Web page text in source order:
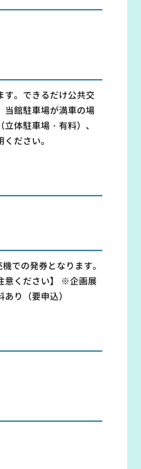
す。できるだけ公共交
当館駐車場が満車の場
体駐車場・有料）、
ださい。
での発券となります。
意ください】 ※企画展
り（要申込）